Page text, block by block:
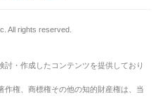
All rights reserved.
・作成したコンテンツを提供しており
権、商標権その他の知的財産権は、当